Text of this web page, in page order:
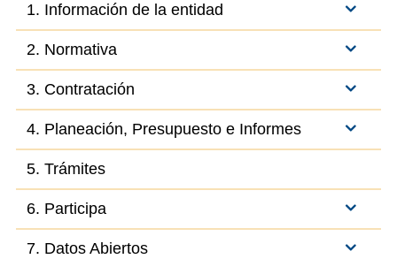
1. Información de la entidad
2. Normativa
3. Contratación
4. Planeación, Presupuesto e Informes
5. Trámites
6. Participa
7. Datos Abiertos